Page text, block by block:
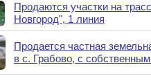
Продаются участки на
Новгород", 1 линия
Продается частная
в с. Грабово, с